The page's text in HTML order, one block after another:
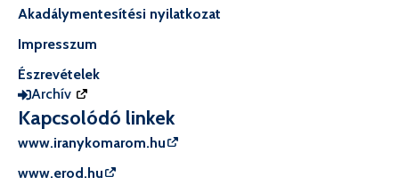
Akadálymentesítési nyilatkozat
Impresszum
Észrevételek
Archív
Kapcsolódó linkek
www.iranykomarom.hu
www.erod.hu